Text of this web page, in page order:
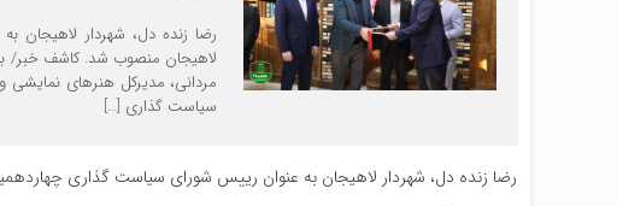
رضا زنده دل، شهردار لاهیجان
لاهیجان منصوب شد. کاشف خبر/ به
مردانی، مدیرکل هنرهای نمایشی
سیاست گذاری […]
رضا زنده دل، شهردار لاهیجان به ‌عنوان رییس شورای سیاست گذاری